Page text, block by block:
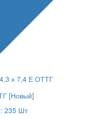
[Новый]
235 Шт